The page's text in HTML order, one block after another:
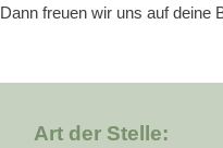
Dann freuen wir uns auf deine
Art der Stelle: